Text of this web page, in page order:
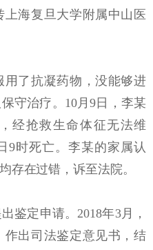
上海复旦大学附属中山医
了抗凝药物，没能够进
守治疗。10月9日，李某
经抢救生命体征无法维
9时死亡。李某的家属认
存在过错，诉至法院。
定申请。2018年3月，
出司法鉴定意见书，结